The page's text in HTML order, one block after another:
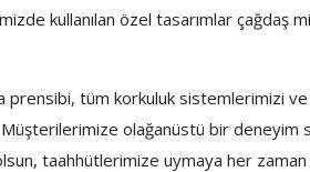
kullanılan özel tasarımlar çağdaş
tüm korkuluk sistemlerimizi ve
olağanüstü bir deneyim
taahhütlerimize uymaya her zaman